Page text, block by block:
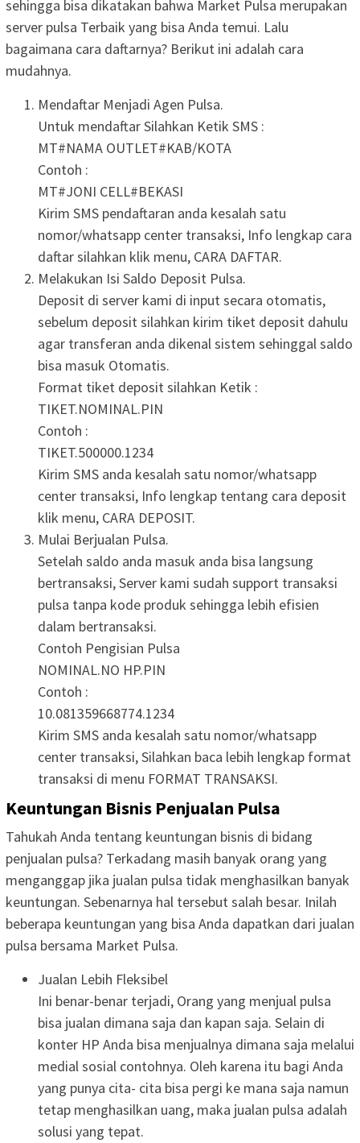
sehingga bisa dikatakan bahwa Market Pulsa merupakan
server pulsa Terbaik yang bisa Anda temui. Lalu
bagaimana cara daftarnya? Berikut ini adalah cara
mudahnya.
Mendaftar Menjadi Agen Pulsa.
Untuk mendaftar Silahkan Ketik SMS :
MT#NAMA OUTLET#KAB/KOTA
Contoh :
MT#JONI CELL#BEKASI
Kirim SMS pendaftaran anda kesalah satu
nomor/whatsapp center transaksi, Info lengkap cara
daftar silahkan klik menu, CARA DAFTAR.
Melakukan Isi Saldo Deposit Pulsa.
Deposit di server kami di input secara otomatis,
sebelum deposit silahkan kirim tiket deposit dahulu
agar transferan anda dikenal sistem sehinggal saldo
bisa masuk Otomatis.
Format tiket deposit silahkan Ketik :
TIKET.NOMINAL.PIN
Contoh :
TIKET.500000.1234
Kirim SMS anda kesalah satu nomor/whatsapp
center transaksi, Info lengkap tentang cara deposit
klik menu, CARA DEPOSIT.
Mulai Berjualan Pulsa.
Setelah saldo anda masuk anda bisa langsung
bertransaksi, Server kami sudah support transaksi
pulsa tanpa kode produk sehingga lebih efisien
dalam bertransaksi.
Contoh Pengisian Pulsa
NOMINAL.NO HP.PIN
Contoh :
10.081359668774.1234
Kirim SMS anda kesalah satu nomor/whatsapp
center transaksi, Silahkan baca lebih lengkap format
transaksi di menu FORMAT TRANSAKSI.
Keuntungan Bisnis Penjualan Pulsa
Tahukah Anda tentang keuntungan bisnis di bidang
penjualan pulsa? Terkadang masih banyak orang yang
menganggap jika jualan pulsa tidak menghasilkan banyak
keuntungan. Sebenarnya hal tersebut salah besar. Inilah
beberapa keuntungan yang bisa Anda dapatkan dari jualan
pulsa bersama Market Pulsa.
Jualan Lebih Fleksibel
Ini benar-benar terjadi, Orang yang menjual pulsa
bisa jualan dimana saja dan kapan saja. Selain di
konter HP Anda bisa menjualnya dimana saja melalui
medial sosial contohnya. Oleh karena itu bagi Anda
yang punya cita- cita bisa pergi ke mana saja namun
tetap menghasilkan uang, maka jualan pulsa adalah
solusi yang tepat.